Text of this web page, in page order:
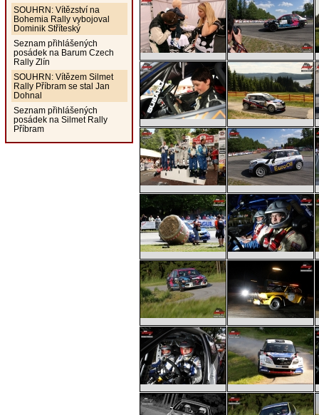
SOUHRN: Vítězství na
Bohemia Rally vybojoval
Dominik Stříteský
Seznam přihlášených
posádek na Barum Czech
Rally Zlín
SOUHRN: Vítězem Silmet
Rally Příbram se stal Jan
Dohnal
Seznam přihlášených
posádek na Silmet Rally
Příbram